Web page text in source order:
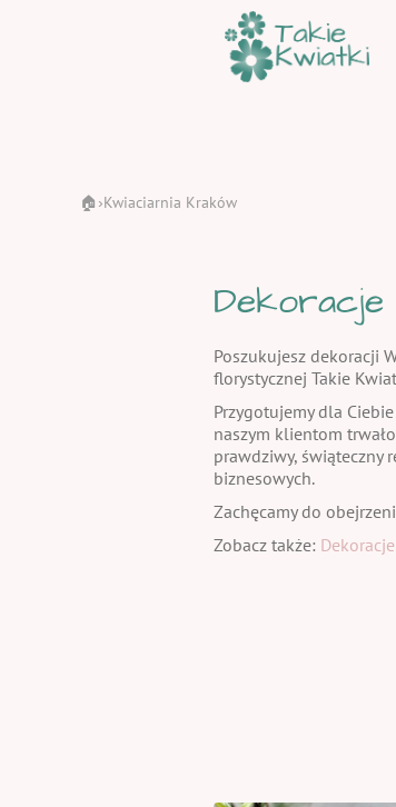
🏠 ›Kwiaciarnia Kraków
Poszukujesz dekoracji
florystycznej Takie
Przygotujemy dla
naszym klientom
prawdziwy, świąteczny
biznesowych.
Zachęcamy do
Zobacz także: